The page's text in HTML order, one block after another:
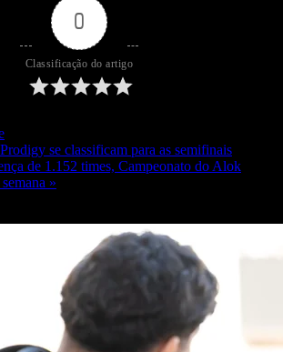
0
Classificação do artigo
se classificam para as semifinais
de 1.152 times, Campeonato do Alok
»